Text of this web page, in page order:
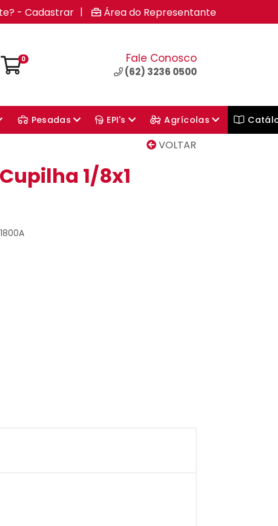
- Cadastrar | Área do Representante
0 Fale Conosco
(62) 3236 0500
Pesadas EPI's Agrícolas
VOLTAR
1/8x1